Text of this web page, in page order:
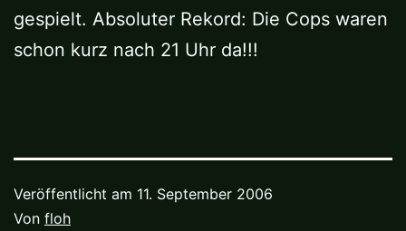
gespielt. Absoluter Rekord: Die Cops waren
schon kurz nach 21 Uhr da!!!
Veröffentlicht am 11. September 2006
Von floh